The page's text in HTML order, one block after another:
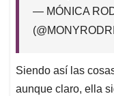
— MÓNICA
Siendo así las
aunque claro, ella